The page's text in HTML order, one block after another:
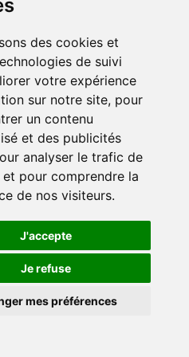
des cookies et
de suivi
votre expérience
sur notre site, pour
un contenu
et des publicités
analyser le trafic de
pour comprendre la
de nos visiteurs.
J'accepte
Je refuse
mes préférences
des cookies et
de suivi
votre expérience
sur notre site, pour
un contenu
et des publicités
analyser le trafic de
pour comprendre la
de nos visiteurs.
J'accepte
Je refuse
mes préférences